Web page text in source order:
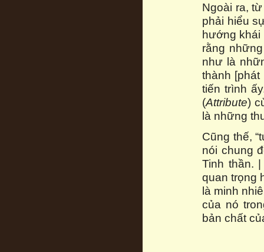
Ngoài ra,
phải hiểu
hướng khái
rằng
như là
thành
tiến trình
(Attribute)
là những
Cũng thế,
nói chung
Tinh thần.
quan trọng
là minh
của nó
bản chất